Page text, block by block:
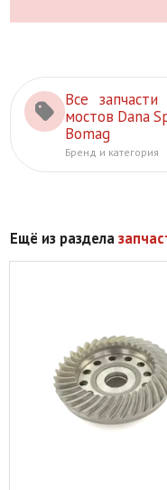
Все
мостов Dana
Bomag
Бренд и категория
Ещё из раздела